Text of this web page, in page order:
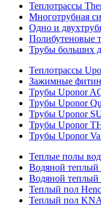
Теплотрассы
Многотрубная
Одно и
Полибутеновые
Трубы больших
Теплотрассы
Зажимные
Трубы Uponor
Трубы Uponor
Трубы Uponor
Трубы Uponor
Трубы Uponor
Теплые полы
Водяной
Водяной
Теплый пол
Теплый пол